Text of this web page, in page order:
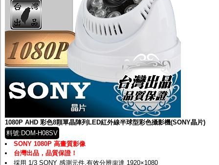
1080P AHD 彩色8顆單晶陣列LED紅外線半球型彩色攝影機(SONY晶片)
料號:DOM-H08SV
SONY 1080P 高畫質影像
台灣出品，品質保證！
採用 1/3 SONY 感測元件,有效分辨率達 1920×1080